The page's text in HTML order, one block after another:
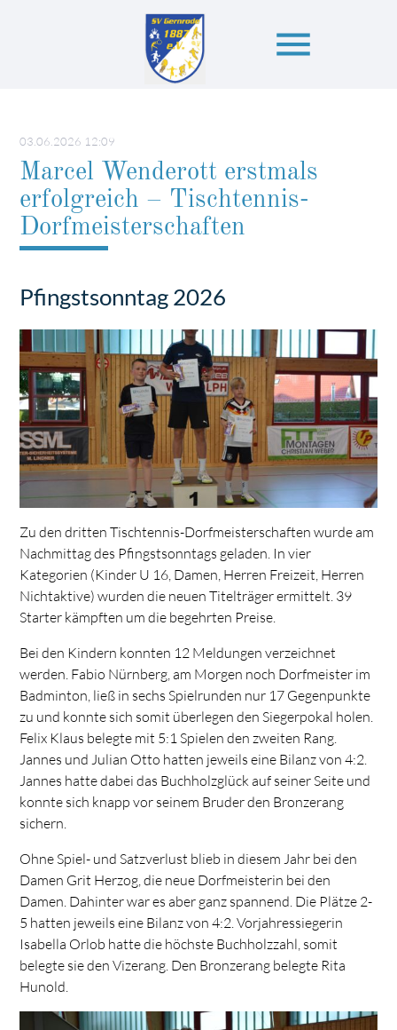
menu
Suchbegriffe
03.06.2026 12:09
Marcel Wenderott erstmals
erfolgreich – Tischtennis-
Dorfmeisterschaften
Pfingstsonntag 2026
Zu den dritten Tischtennis-Dorfmeisterschaften wurde am
Nachmittag des Pfingstsonntags geladen. In vier
Kategorien (Kinder U 16, Damen, Herren Freizeit, Herren
Nichtaktive) wurden die neuen Titelträger ermittelt. 39
Starter kämpften um die begehrten Preise.
Bei den Kindern konnten 12 Meldungen verzeichnet
werden. Fabio Nürnberg, am Morgen noch Dorfmeister im
Badminton, ließ in sechs Spielrunden nur 17 Gegenpunkte
zu und konnte sich somit überlegen den Siegerpokal holen.
Felix Klaus belegte mit 5:1 Spielen den zweiten Rang.
Jannes und Julian Otto hatten jeweils eine Bilanz von 4:2.
Jannes hatte dabei das Buchholzglück auf seiner Seite und
konnte sich knapp vor seinem Bruder den Bronzerang
sichern.
Ohne Spiel- und Satzverlust blieb in diesem Jahr bei den
Damen Grit Herzog, die neue Dorfmeisterin bei den
Damen. Dahinter war es aber ganz spannend. Die Plätze 2-
5 hatten jeweils eine Bilanz von 4:2. Vorjahressiegerin
Isabella Orlob hatte die höchste Buchholzzahl, somit
belegte sie den Vizerang. Den Bronzerang belegte Rita
Hunold.